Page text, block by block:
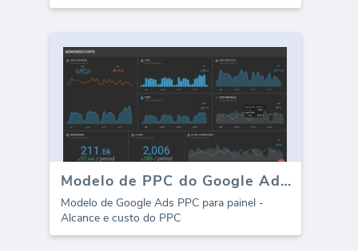
Modelo de PPC do Google Ads - Custo
Modelo de Google Ads PPC para painel -
Alcance e custo do PPC